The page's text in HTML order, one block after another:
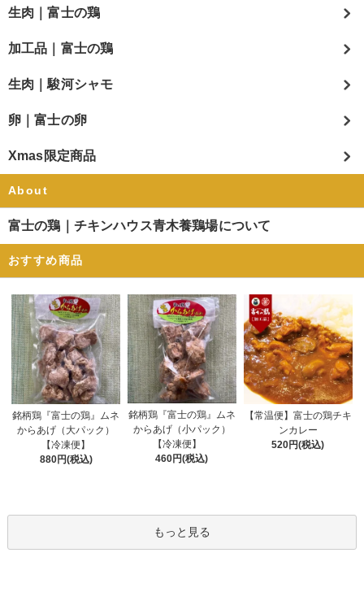
生肉｜富士の鶏
加工品｜富士の鶏
生肉｜駿河シャモ
卵｜富士の卵
Xmas限定商品
About
富士の鶏｜チキンハウス青木養鶏場について
おすすめ商品
銘柄鶏『富士の鶏』ムネ
からあげ（大パック）
【冷凍便】
880円(税込)
銘柄鶏『富士の鶏』ムネ
からあげ（小パック）
【冷凍便】
460円(税込)
【常温便】富士の鶏チキ
ンカレー
520円(税込)
もっと見る